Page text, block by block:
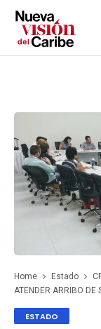
Home Estado
ATENDER ARRIBO DE
ESTADO